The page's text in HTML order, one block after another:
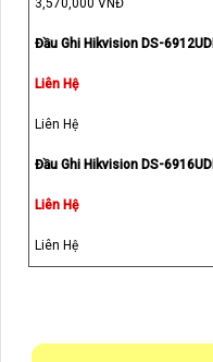
3,570,000 VNĐ
Đầu Ghi Hikvision DS-6912UDI
Liên Hệ
Liên Hệ
Đầu Ghi Hikvision DS-6916UDI
Liên Hệ
Liên Hệ